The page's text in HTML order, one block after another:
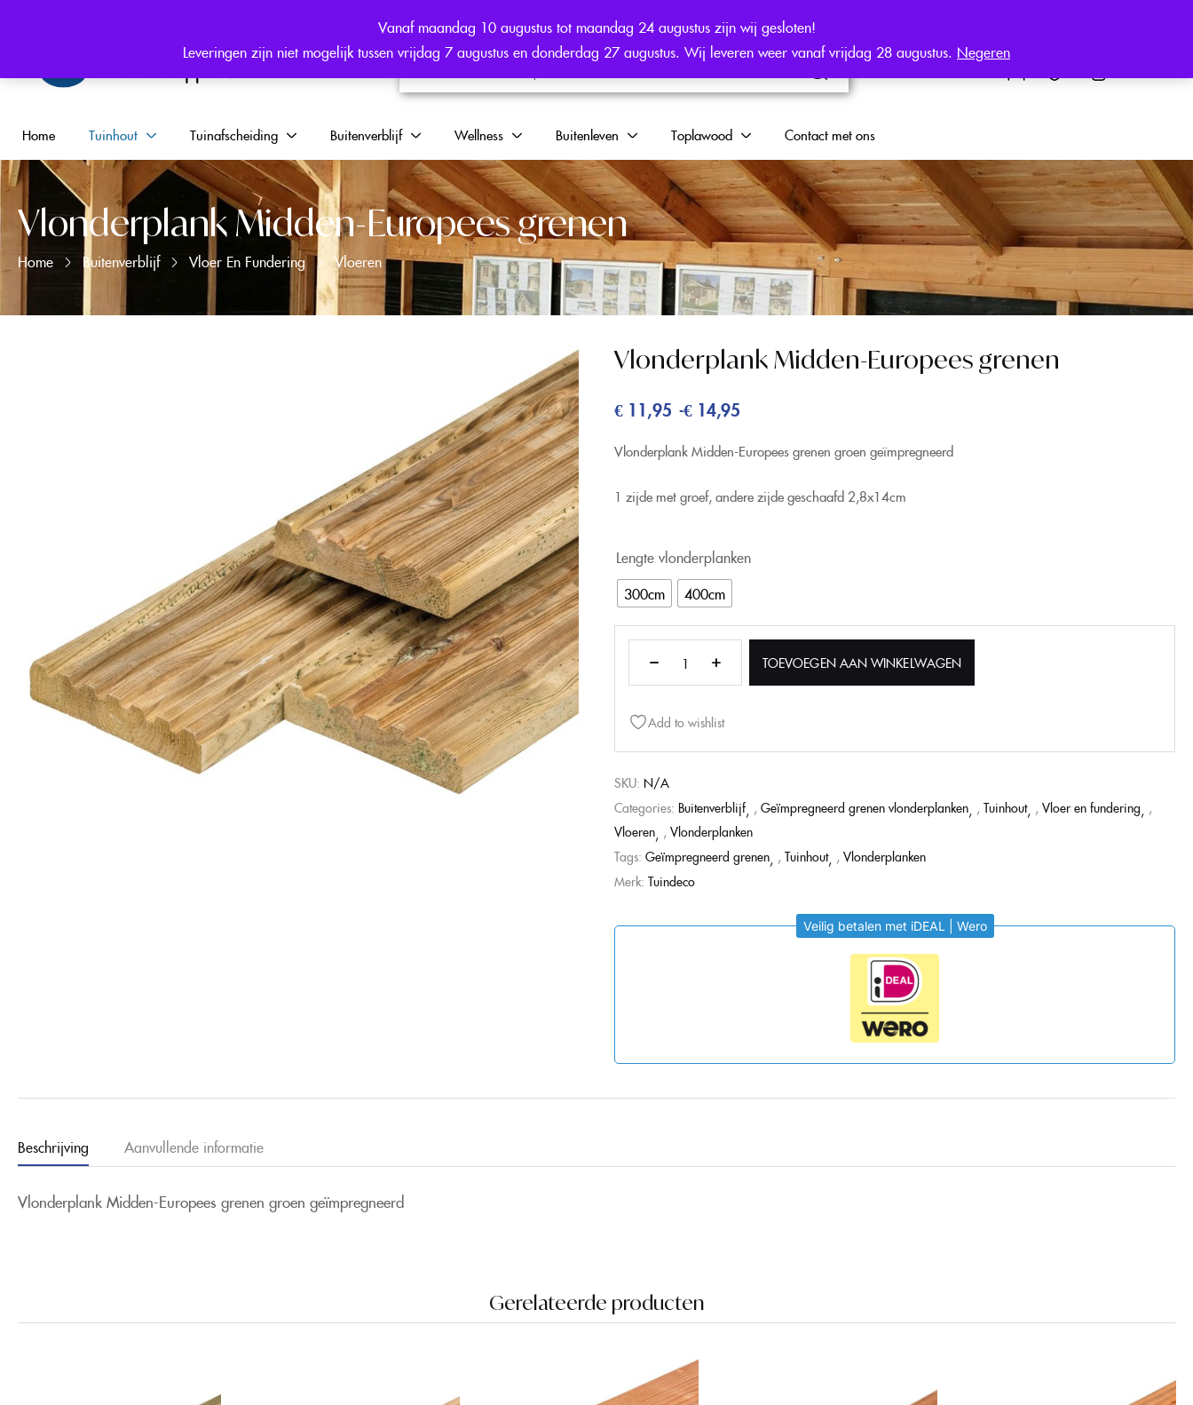
Vanaf maandag 10 augustus tot maandag 24 augustus zijn wij gesloten!
Leveringen zijn niet mogelijk tussen vrijdag 7 augustus en donderdag 27 augustus. Wij leveren weer vanaf vrijdag 28 augustus. Negeren
Home Tuinhout Tuinafscheiding Buitenverblijf Wellness Buitenleven Toplawood Contact met ons
Vlonderplank Midden-Europees grenen
Home Buitenverblijf Vloer En Fundering Vloeren
Vlonderplank Midden-Europees grenen
€ 11,95 -€14,95
Vlonderplank Midden-Europees grenen groen geïmpregneerd
1 zijde met groef, andere zijde geschaafd 2,8x14cm
Lengte vlonderplanken
300cm
400cm
TOEVOEGEN AAN WINKELWAGEN
Add to wishlist
SKU: N/A
Categories: Buitenverblijf , Geïmpregneerd grenen vlonderplanken , Tuinhout , Vloer en fundering ,
Vloeren , Vlonderplanken
Tags: Geïmpregneerd grenen , Tuinhout , Vlonderplanken
Merk: Tuindeco
Veilig betalen met iDEAL | Wero
Beschrijving Aanvullende informatie
Vlonderplank Midden-Europees grenen groen geïmpregneerd
Gerelateerde producten